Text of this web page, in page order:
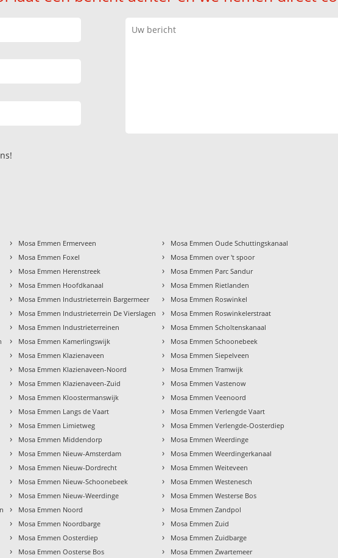
› Mosa Emmen Ermerveen
› Mosa Emmen Foxel
› Mosa Emmen Herenstreek
› Mosa Emmen Hoofdkanaal
› Mosa Emmen Industrieterrein Bargermeer
› Mosa Emmen Industrieterrein De Vierslagen
› Mosa Emmen Industrieterreinen
› Mosa Emmen Kamerlingswijk
› Mosa Emmen Klazienaveen
› Mosa Emmen Klazienaveen-Noord
› Mosa Emmen Klazienaveen-Zuid
› Mosa Emmen Kloostermanswijk
› Mosa Emmen Langs de Vaart
› Mosa Emmen Limietweg
› Mosa Emmen Middendorp
› Mosa Emmen Nieuw-Amsterdam
› Mosa Emmen Nieuw-Dordrecht
› Mosa Emmen Nieuw-Schoonebeek
› Mosa Emmen Nieuw-Weerdinge
› Mosa Emmen Noord
› Mosa Emmen Noordbarge
› Mosa Emmen Oosterdiep
› Mosa Emmen Oosterse Bos
› Mosa Emmen Oude Schuttingskanaal
› Mosa Emmen over 't spoor
› Mosa Emmen Parc Sandur
› Mosa Emmen Rietlanden
› Mosa Emmen Roswinkel
› Mosa Emmen Roswinkelerstraat
› Mosa Emmen Scholtenskanaal
› Mosa Emmen Schoonebeek
› Mosa Emmen Siepelveen
› Mosa Emmen Tramwijk
› Mosa Emmen Vastenow
› Mosa Emmen Veenoord
› Mosa Emmen Verlengde Vaart
› Mosa Emmen Verlengde-Oosterdiep
› Mosa Emmen Weerdinge
› Mosa Emmen Weerdingerkanaal
› Mosa Emmen Weiteveen
› Mosa Emmen Westenesch
› Mosa Emmen Westerse Bos
› Mosa Emmen Zandpol
› Mosa Emmen Zuid
› Mosa Emmen Zuidbarge
› Mosa Emmen Zwartemeer